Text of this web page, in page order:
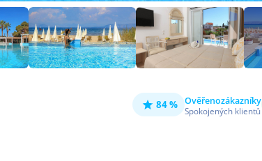
84 % Ověřenozákazníky
Spokojených klientů